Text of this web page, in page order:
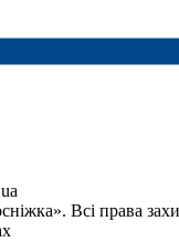
Всі права